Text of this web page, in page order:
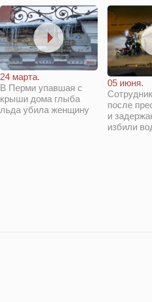
24 марта.
В Перми упавшая с
крыши дома глыба
льда убила женщину
05 июня.
после
и
избили